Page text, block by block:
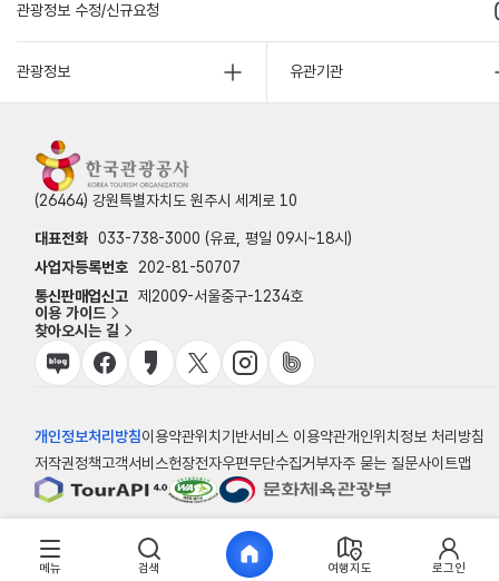
관광정보 수정/신규요청
관광정보 유관기관
(26464) 강원특별자치도 원주시 세계로 10
대표전화 033-738-3000 (유료, 평일 09시~18시)
사업자등록번호
202-81-50707
통신판매업신고 제2009-서울중구-1234호
이용 가이드
찾아오시는 길
개인정보처리방침이용약관위치기반서비스 이용약관개인위치정보 처리방침
저작권정책고객서비스헌장전자우편무단수집거부자주 묻는 질문사이트맵
© 한국관광공사
메뉴 검색 여행지도 로그인